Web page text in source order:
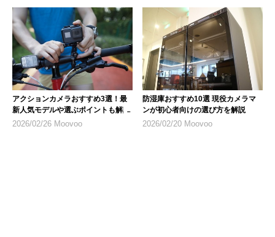
アクションカメラおすすめ3選！最
新人気モデルや選ぶポイントも解説
2026/02/26 Moovoo
防湿庫おすすめ10選 現役カメラマ
ンが初心者向けの選び方を解説
2026/02/20 Moovoo